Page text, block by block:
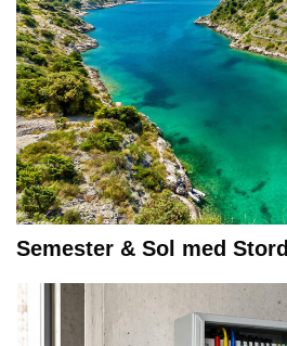
Semester & Sol med